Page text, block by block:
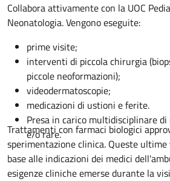
Collabora attivamente con la UOC
Neonatologia. Vengono eseguite:
prime visite;
interventi di piccola chirurgia
piccole neoformazioni);
videodermatoscopie;
medicazioni di ustioni e ferite.
Presa in carico multidisciplinare
e/o rare.
Trattamenti con farmaci biologici
sperimentazione clinica. Queste
base alle indicazioni dei medici
esigenze cliniche emerse durante la